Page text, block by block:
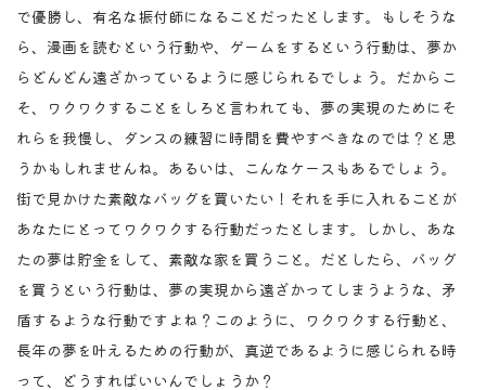
で優勝し、有名な振付師になることだったとします。もしそうな
ら、漫画を読むという行動や、ゲームをするという行動は、夢か
らどんどん遠ざかっているように感じられるでしょう。だからこ
そ、ワクワクすることをしろと言われても、夢の実現のためにそ
れらを我慢し、ダンスの練習に時間を費やすべきなのでは？と思
うかもしれませんね。あるいは、こんなケースもあるでしょう。
街で見かけた素敵なバッグを買いたい！それを手に入れることが
あなたにとってワクワクする行動だったとします。しかし、あな
たの夢は貯金をして、素敵な家を買うこと。だとしたら、バッグ
を買うという行動は、夢の実現から遠ざかってしまうような、矛
盾するような行動ですよね？このように、ワクワクする行動と、
長年の夢を叶えるための行動が、真逆であるように感じられる時
って、どうすればいいんでしょうか？